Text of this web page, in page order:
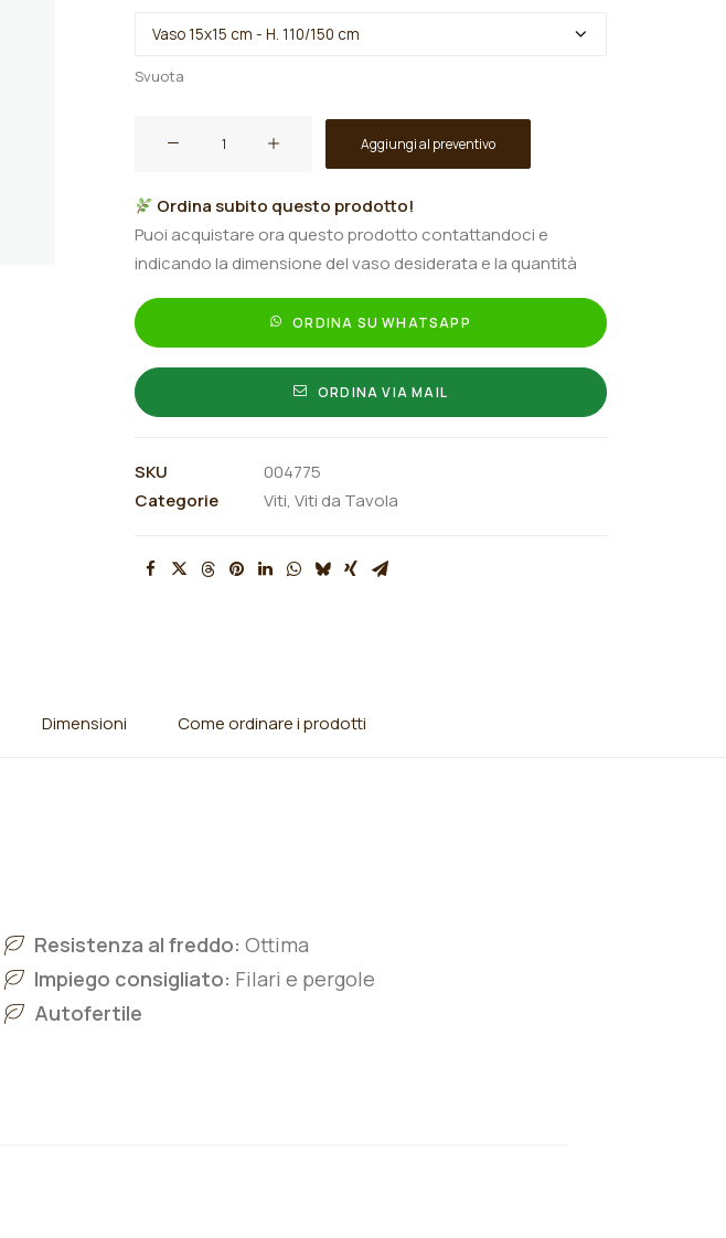
Svuota
Semi
Apirena
quantità
Aggiungi al preventivo
Ordina subito questo prodotto!
Puoi acquistare ora questo prodotto contattandoci e
indicando la dimensione del vaso desiderata e la quantità
ORDINA SU WHATSAPP
ORDINA VIA MAIL
SKU
004775
Categorie
Viti, Viti da Tavola
Dimensioni Come ordinare i prodotti
Resistenza al freddo: Ottima
Impiego consigliato: Filari e pergole
Autofertile